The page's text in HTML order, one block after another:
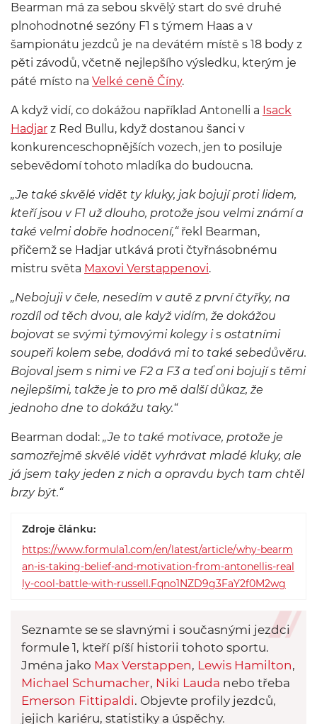
Bearman má za sebou skvělý start do své druhé
plnohodnotné sezóny F1 s týmem Haas a v
šampionátu jezdců je na devátém místě s 18 body z
pěti závodů, včetně nejlepšího výsledku, kterým je
páté místo na Velké ceně Číny.
A když vidí, co dokážou například Antonelli a Isack
Hadjar z Red Bullu, když dostanou šanci v
konkurenceschopnějších vozech, jen to posiluje
sebevědomí tohoto mladíka do budoucna.
„Je také skvělé vidět ty kluky, jak bojují proti lidem,
kteří jsou v F1 už dlouho, protože jsou velmi známí a
také velmi dobře hodnocení,“řekl Bearman,
přičemž se Hadjar utkává proti čtyřnásobnému
mistru světa Maxovi Verstappenovi.
„Nebojuji v čele, nesedím v autě z první čtyřky, na
rozdíl od těch dvou, ale když vidím, že dokážou
bojovat se svými týmovými kolegy i s ostatními
soupeři kolem sebe, dodává mi to také sebedůvěru.
Bojoval jsem s nimi ve F2 a F3 a teď oni bojují s těmi
nejlepšími, takže je to pro mě další důkaz, že
jednoho dne to dokážu taky.“
Bearman dodal: „Je to také motivace, protože je
samozřejmě skvělé vidět vyhrávat mladé kluky, ale
já jsem taky jeden z nich a opravdu bych tam chtěl
brzy být.“
Zdroje článku:
https://www.formula1.com/en/latest/article/why-bearm
an-is-taking-belief-and-motivation-from-antonellis-real
ly-cool-battle-with-russell.Fqno1NZD9g3FaY2f0M2wg
Seznamte se se slavnými i současnými jezdci
formule 1, kteří píší historii tohoto sportu.
Jména jako Max Verstappen, Lewis Hamilton,
Michael Schumacher, Niki Lauda nebo třeba
Emerson Fittipaldi. Objevte profily jezdců,
jejich kariéru, statistiky a úspěchy.